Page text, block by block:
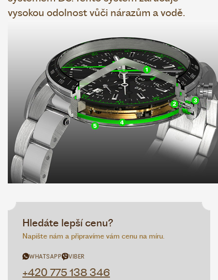
vysokou odolnost vůči nárazům a vodě.
Hledáte lepší cenu?
Napište nám a připravíme vám cenu na míru.
WHATSAPP VIBER
+420 775 138 346